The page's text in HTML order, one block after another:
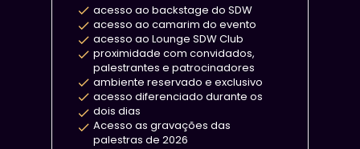
acesso ao backstage do SDW
acesso ao camarim do evento
acesso ao Lounge SDW Club
proximidade com convidados,
palestrantes e patrocinadores
ambiente reservado e exclusivo
acesso diferenciado durante os
dois dias
Acesso as gravações das
palestras de 2026